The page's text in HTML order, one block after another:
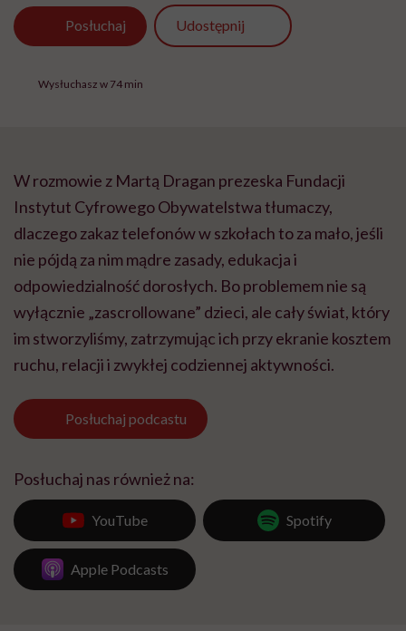
Posłuchaj Udostępnij
Wysłuchasz w 74 min
W rozmowie z Martą Dragan prezeska Fundacji
Instytut Cyfrowego Obywatelstwa tłumaczy,
dlaczego zakaz telefonów w szkołach to za mało, jeśli
nie pójdą za nim mądre zasady, edukacja i
odpowiedzialność dorosłych. Bo problemem nie są
wyłącznie „zascrollowane” dzieci, ale cały świat, który
im stworzyliśmy, zatrzymując ich przy ekranie kosztem
ruchu, relacji i zwykłej codziennej aktywności.
Posłuchaj podcastu
Posłuchaj nas również na:
YouTube Spotify
Apple Podcasts